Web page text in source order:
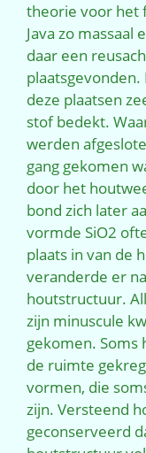
theorie voor het
Java zo
daar een
deze plaatsen
stof bedekt.
werden
gang gekomen
door het
bond zich later
vormde SiO2
plaats in van de
veranderde er
houtstructuur.
zijn minuscule
gekomen.
de ruimte
vormen, die
zijn. Versteend
geconserveerd